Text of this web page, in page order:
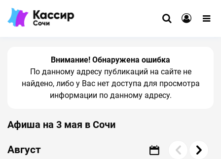
Внимание! Обнаружена ошибка
По данному адресу публикаций на сайте не
найдено, либо у Вас нет доступа для просмотра
информации по данному адресу.
Афиша на 3 мая в Сочи
Август